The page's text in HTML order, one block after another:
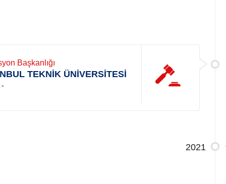
Başkanlığı
TEKNİK ÜNİVERSİTESİ
-
2021